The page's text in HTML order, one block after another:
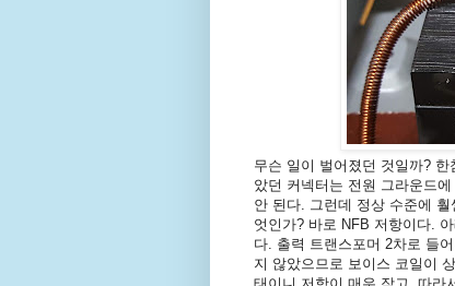
무슨 일이 벌어졌던 것일까?
았던 커넥터는 전원 그라운드
안 된다. 그런데 정상 수준에
엇인가? 바로 NFB 저항이다.
다. 출력 트랜스포머 2차로 들
지 않았으므로 보이스 코일이